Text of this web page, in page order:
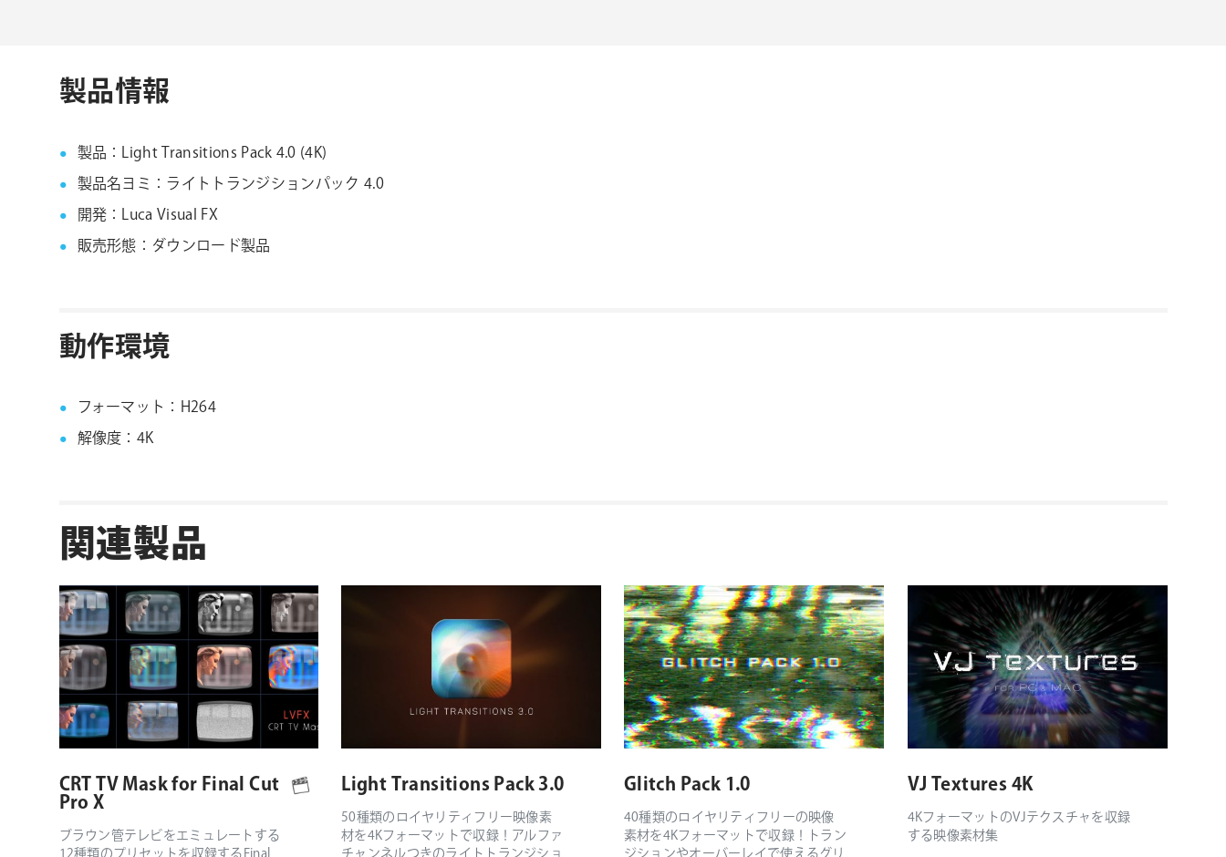
製品情報
製品：Light Transitions Pack 4.0 (4K)
製品名ヨミ：ライトトランジションパック 4.0
開発：Luca Visual FX
販売形態：ダウンロード製品
動作環境
フォーマット：H264
解像度：4K
関連製品
CRT TV Mask for Final Cut
Pro X
ブラウン管テレビをエミュレートする
Light Transitions Pack 3.0
50種類のロイヤリティフリー映像素
材を4Kフォーマットで収録！アルファ
Glitch Pack 1.0
40種類のロイヤリティフリーの映像
素材を4Kフォーマットで収録！トラン
VJ Textures 4K
4KフォーマットのVJテクスチャを収録
する映像素材集